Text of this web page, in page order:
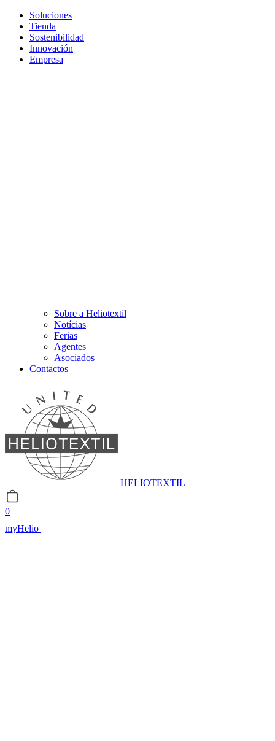
Soluciones
Tienda
Sostenibilidad
Innovación
Empresa
Sobre a Heliotextil
Notícias
Ferias
Agentes
Asociados
Contactos
HELIOTEXTIL
0
myHelio